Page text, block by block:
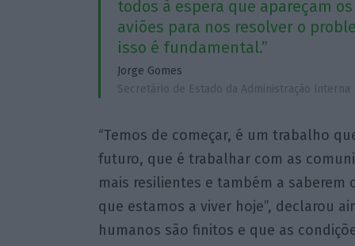
todos à espera que apareçam
aviões para nos resolver o
isso é fundamental.”
Jorge Gomes
Secretário de Estado da Administração Interna
“Temos de começar, é um trabalho
futuro, que é trabalhar com as
mais resilientes e também a
que estamos a viver hoje”, declarou
humanos são finitos e que as